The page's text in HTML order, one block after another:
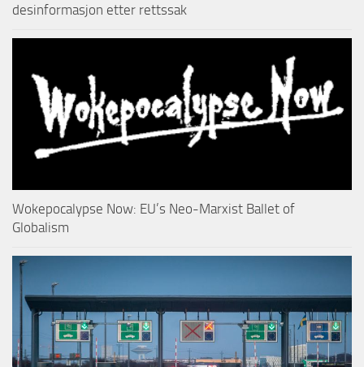
desinformasjon etter rettssak
Wokepocalypse Now: EU’s Neo-Marxist Ballet of
Globalism